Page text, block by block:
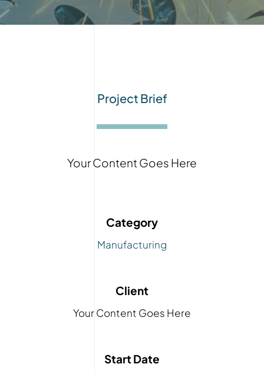
Project Brief
Your Content Goes Here
Category
Manufacturing
Client
Your Content Goes Here
Start Date